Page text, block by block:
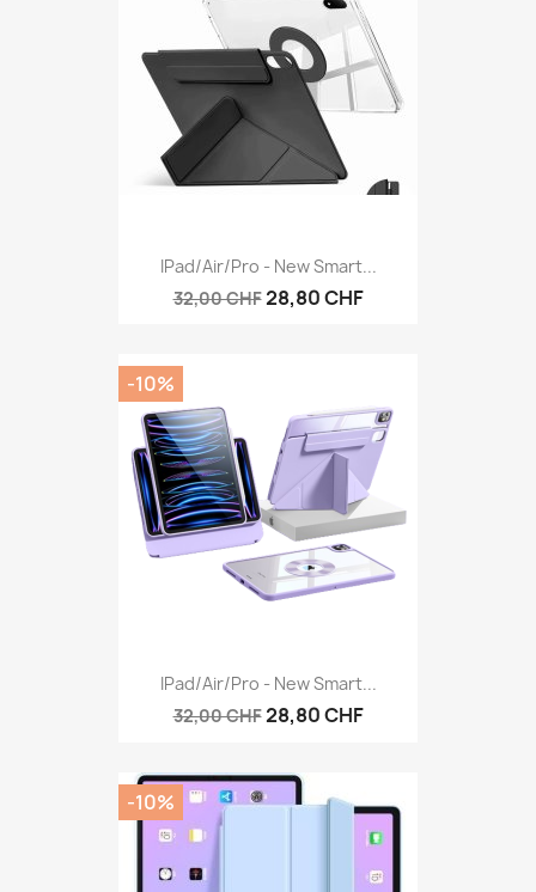
IPad/Air/Pro - New Smart...
32,00 CHF28,80 CHF
IPad/Air/Pro - New Smart...
32,00 CHF28,80 CHF
-10%
-10%